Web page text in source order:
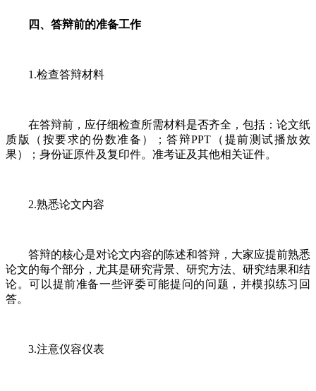
四、答辩前的准备工作
1.检查答辩材料
在答辩前，应仔细检查所需材料是否齐全，包括：论文纸
质版（按要求的份数准备）；答辩PPT（提前测试播放效
果）；身份证原件及复印件。准考证及其他相关证件。
2.熟悉论文内容
答辩的核心是对论文内容的陈述和答辩，大家应提前熟悉
论文的每个部分，尤其是研究背景、研究方法、研究结果和结
论。可以提前准备一些评委可能提问的问题，并模拟练习回
答。
3.注意仪容仪表